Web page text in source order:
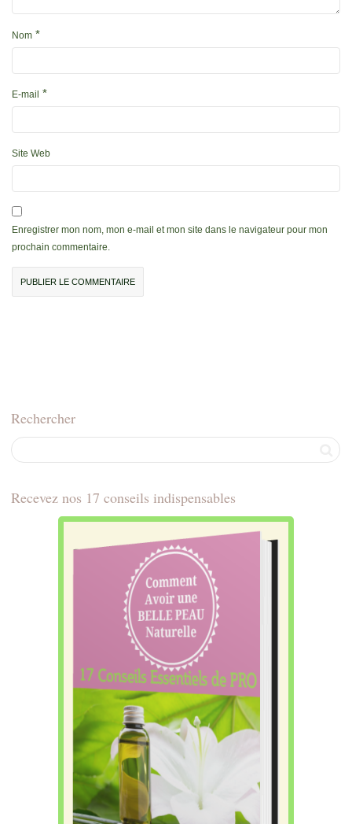
Nom *
E-mail *
Site Web
Enregistrer mon nom, mon e-mail et mon site dans le navigateur pour mon
prochain commentaire.
Rechercher
Recevez nos 17 conseils indispensables